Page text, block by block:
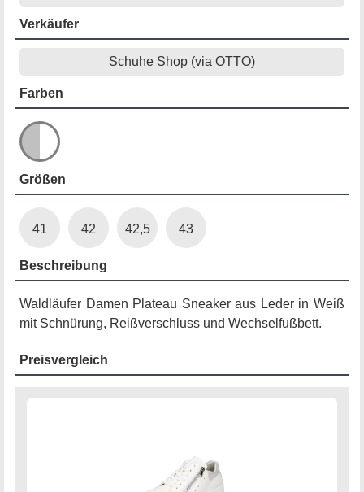
Verkäufer
Schuhe Shop (via OTTO)
Farben
Größen
41 42 42,5 43
Beschreibung
Waldläufer Damen Plateau Sneaker aus Leder in Weiß
mit Schnürung, Reißverschluss und Wechselfußbett.
Preisvergleich